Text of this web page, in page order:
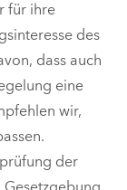
für ihre
des
dass auch
eine
wir,
der